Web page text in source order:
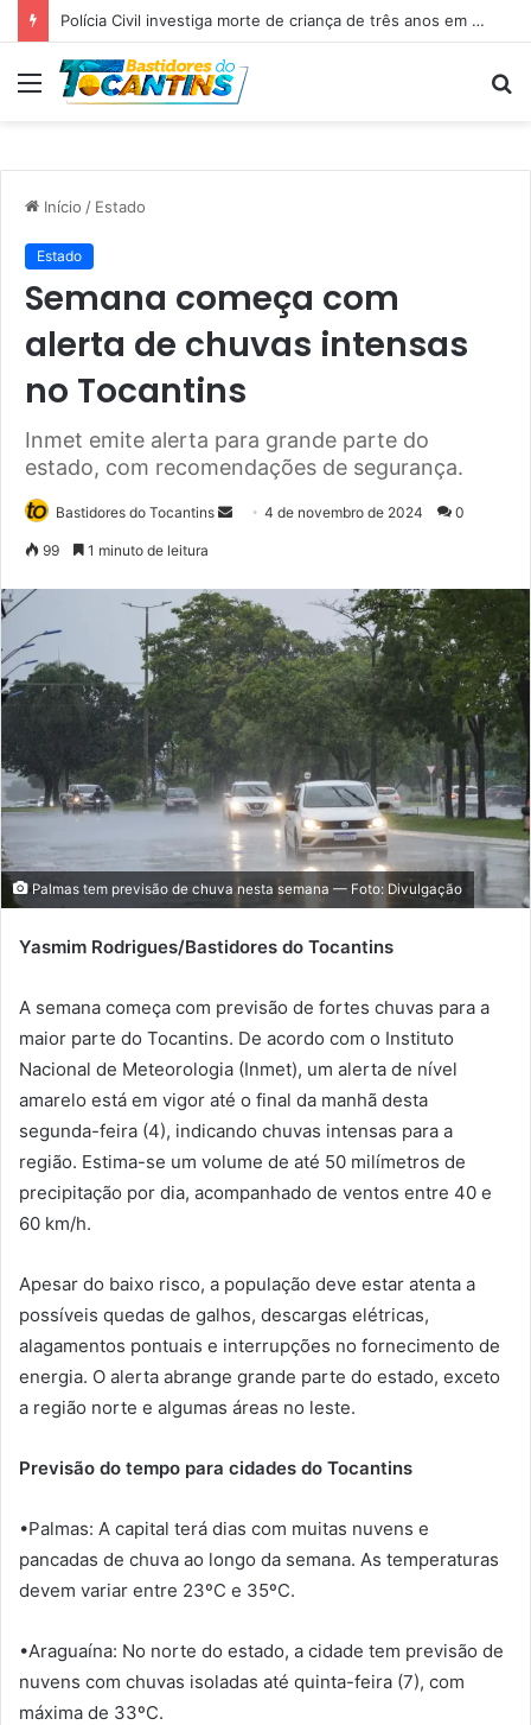
Professora Dorinha lidera disputa pelo Governo do Tocantins com 37,4% das intenções de voto, aponta pesquisa
Menu
Início / Estado
Estado
Semana começa com
alerta de chuvas intensas
no Tocantins
Inmet emite alerta para grande parte do
estado, com recomendações de segurança.
Bastidores do Tocantins
d
e
u
m
e
-
m
a
i
l
4 de novembro de 2024 0
99 1 minuto de leitura
Palmas tem previsão de chuva nesta semana — Foto: Divulgação
Yasmim Rodrigues/Bastidores do Tocantins
A semana começa com previsão de fortes chuvas para a
maior parte do Tocantins. De acordo com o Instituto
Nacional de Meteorologia (Inmet), um alerta de nível
amarelo está em vigor até o final da manhã desta
segunda-feira (4), indicando chuvas intensas para a
região. Estima-se um volume de até 50 milímetros de
precipitação por dia, acompanhado de ventos entre 40 e
60 km/h.
Apesar do baixo risco, a população deve estar atenta a
possíveis quedas de galhos, descargas elétricas,
alagamentos pontuais e interrupções no fornecimento de
energia. O alerta abrange grande parte do estado, exceto
a região norte e algumas áreas no leste.
Previsão do tempo para cidades do Tocantins
•Palmas: A capital terá dias com muitas nuvens e
pancadas de chuva ao longo da semana. As temperaturas
devem variar entre 23ºC e 35ºC.
•Araguaína: No norte do estado, a cidade tem previsão de
nuvens com chuvas isoladas até quinta-feira (7), com
máxima de 33ºC.